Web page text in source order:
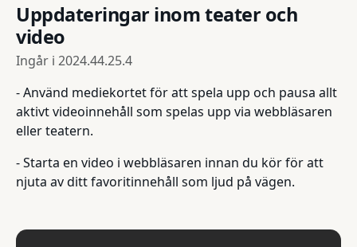
Uppdateringar inom teater och
video
Ingår i 2024.44.25.4
- Använd mediekortet för att spela upp och pausa allt
aktivt videoinnehåll som spelas upp via webbläsaren
eller teatern.
- Starta en video i webbläsaren innan du kör för att
njuta av ditt favoritinnehåll som ljud på vägen.